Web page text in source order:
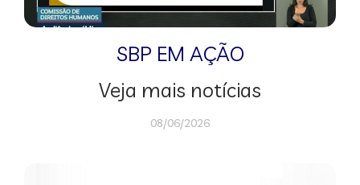
SBP EM AÇÃO
Veja mais notícias
08/06/2026